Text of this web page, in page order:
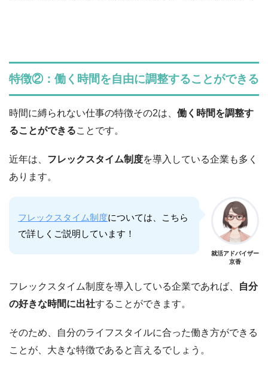
特徴②：働く時間を自由に調整することができる
時間に縛られない仕事の特徴その2は、 働く時間を調整す
ることができることです。
近年は、 フレックスタイム制度を導入している企業も多く
あります。
フレックスタイム制度については、こちら
で詳しくご説明しています！
就活アドバイザー
京香
フレックスタイム制度を導入している企業であれば、
自分
の好きな時間に出社することができます。
そのため、自分のライフスタイルに合った働き方ができる
ことが、大きな特徴であると言えるでしょう。